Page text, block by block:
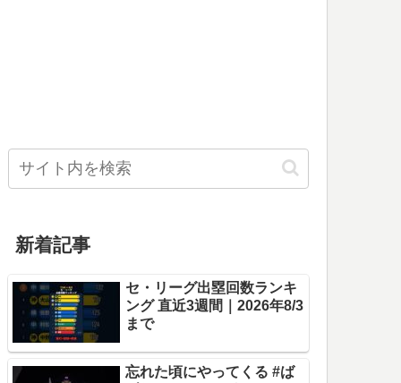
新着記事
セ・リーグ出塁回数ランキ
ング 直近3週間｜2026年8/3
まで
忘れた頃にやってくる #ば